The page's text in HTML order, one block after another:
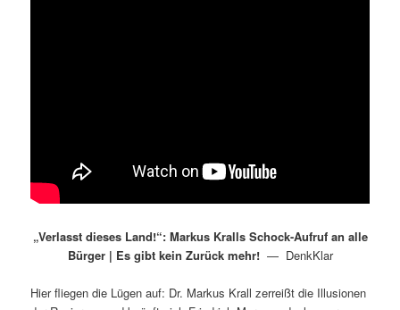
„Verlasst dieses Land!“: Markus Kralls Schock-Aufruf an alle
Bürger | Es gibt kein Zurück mehr!— DenkKlar
Hier fliegen die Lügen auf: Dr. Markus Krall zerreißt die Illusionen